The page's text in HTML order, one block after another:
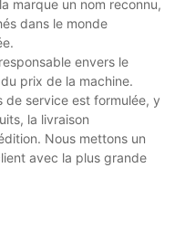
marque un nom reconnu,
dans le monde
envers le
prix de la machine.
de service est formulée, y
la livraison
Nous mettons un
avec la plus grande